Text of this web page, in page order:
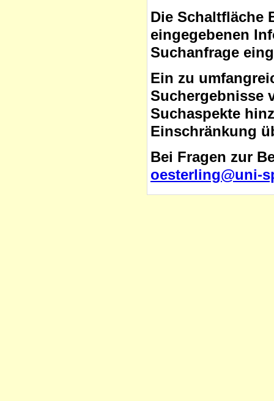
Die Schaltfläche
eingegebenen
Suchanfrage
Ein zu
Suchergebnisse
Suchaspekte
Einschränkung
Bei Fragen zur
oesterling@uni-